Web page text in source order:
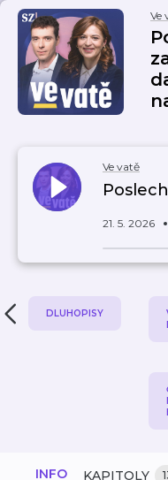
Ve
Ve vatě
21. 5. 2026
DLUHOPISY
INFO KAPITOLY